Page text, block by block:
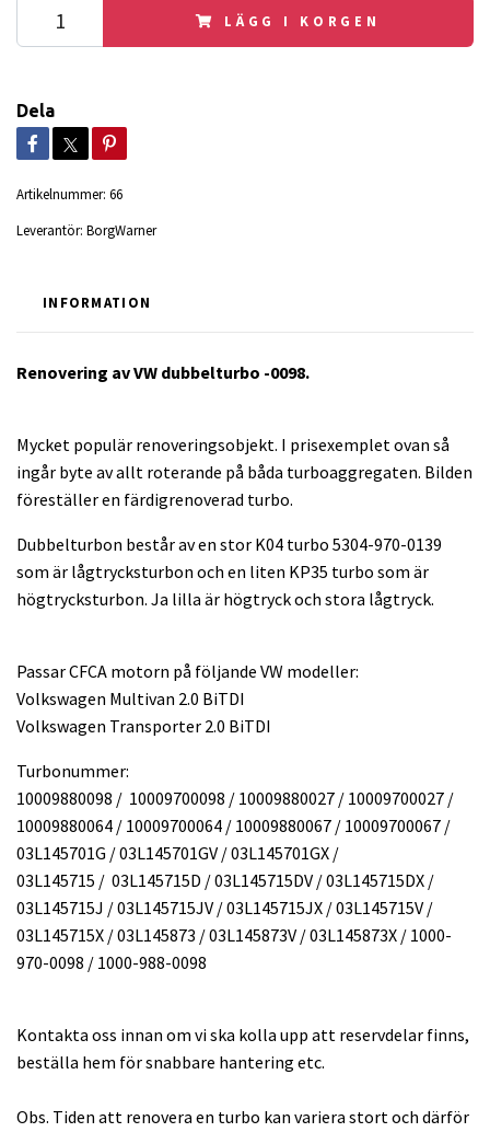
LÄGG I KORGEN
Dela
Artikelnummer: 66
Leverantör: BorgWarner
INFORMATION
Renovering av VW dubbelturbo -0098.
Mycket populär renoveringsobjekt. I prisexemplet ovan så
ingår byte av allt roterande på båda turboaggregaten. Bilden
föreställer en färdigrenoverad turbo.
Dubbelturbon består av en stor K04 turbo 5304-970-0139
som är lågtrycksturbon och en liten KP35 turbo som är
högtrycksturbon. Ja lilla är högtryck och stora lågtryck.
Passar CFCA motorn på följande VW modeller:
Volkswagen Multivan 2.0 BiTDI
Volkswagen Transporter 2.0 BiTDI
Turbonummer:
10009880098 / 10009700098 / 10009880027 / 10009700027 /
10009880064 / 10009700064 / 10009880067 / 10009700067 /
03L145701G / 03L145701GV / 03L145701GX /
03L145715 / 03L145715D / 03L145715DV / 03L145715DX /
03L145715J / 03L145715JV / 03L145715JX / 03L145715V /
03L145715X / 03L145873 / 03L145873V / 03L145873X / 1000-
970-0098 / 1000-988-0098
Kontakta oss innan om vi ska kolla upp att reservdelar finns,
beställa hem för snabbare hantering etc.
Obs. Tiden att renovera en turbo kan variera stort och därför